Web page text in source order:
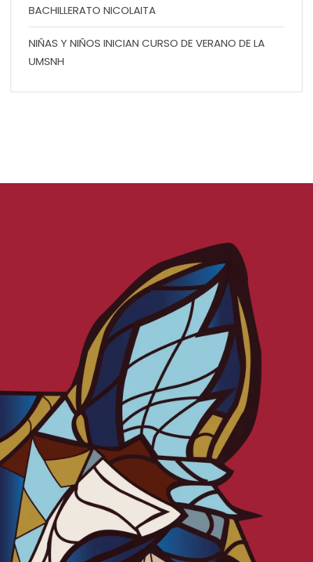
BACHILLERATO NICOLAITA
NIÑAS Y NIÑOS INICIAN CURSO DE VERANO DE LA
UMSNH